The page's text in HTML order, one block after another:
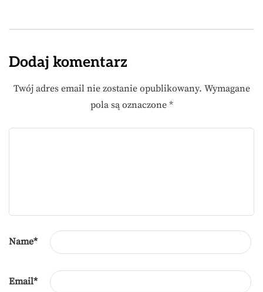
Dodaj komentarz
Twój adres email nie zostanie opublikowany. Wymagane
pola są oznaczone *
Name*
Email*